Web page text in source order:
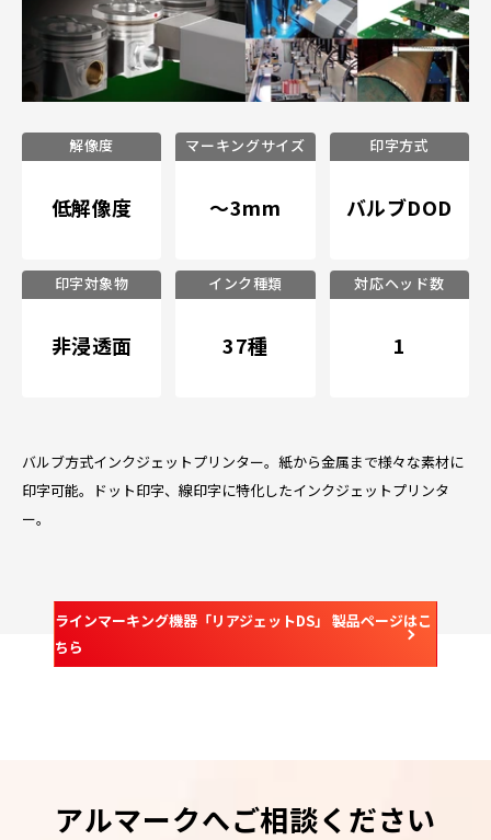
解像度
低解像度
マーキングサイズ
～3mm
印字方式
バルブDOD
印字対象物
非浸透面
インク種類
37種
対応ヘッド数
1
バルブ方式インクジェットプリンター。紙から金属まで様々な素材に
印字可能。ドット印字、線印字に特化したインクジェットプリンタ
ー。
ラインマーキング機器「リアジェットDS」 製品ページはこ
ちら
アルマークへご相談ください